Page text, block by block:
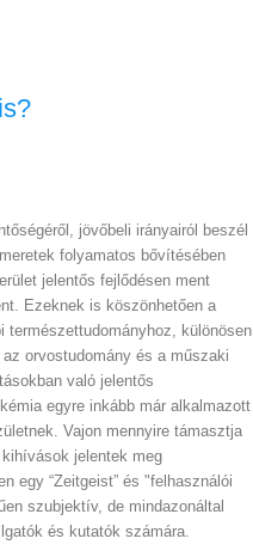
jövőbeli irányairól beszél
folyamatos bővítésében
jelentős fejlődésen ment
Ezeknek is köszönhetően a
természettudományhoz, különösen
orvostudomány és a műszaki
való jelentős
egyre inkább már alkalmazott
Vajon mennyire támasztja
jelentek meg
egy “Zeitgeist” és "felhasználói
szubjektív, de mindazonáltal
és kutatók számára.